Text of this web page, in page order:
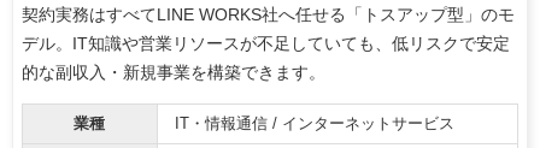
契約実務はすべてLINE WORKS社へ任せる「トスアップ型」のモ
デル。IT知識や営業リソースが不足していても、低リスクで安定
的な副収入・新規事業を構築できます。
業種 IT・情報通信 / インターネットサービス